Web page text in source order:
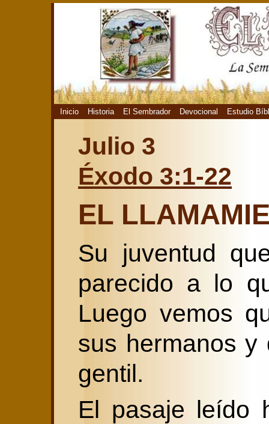
Inicio Historia El Sembrador Devocional Estudio
Julio 3
Éxodo 3:1-22
EL
Su juventud
parecido a lo
Luego vemos
sus hermanos y
gentil.
El pasaje leído